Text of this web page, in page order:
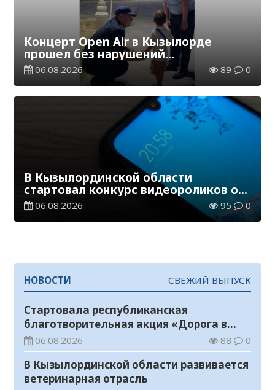
Концерт Open Air в Кызылорде
прошел без нарушений
общественного порядка
06.08.2026 89 0
В Кызылординской области
стартовал конкурс видеороликов о
семейных ценностях и Конституции
06.08.2026 95 0
НОВОСТИ СВЕЖИЙ ВЫПУСК
Стартовала республиканская
благотворительная акция «Дорога в
школу»
06.08.2026 88 0
В Кызылординской области развивается
ветеринарная отрасль